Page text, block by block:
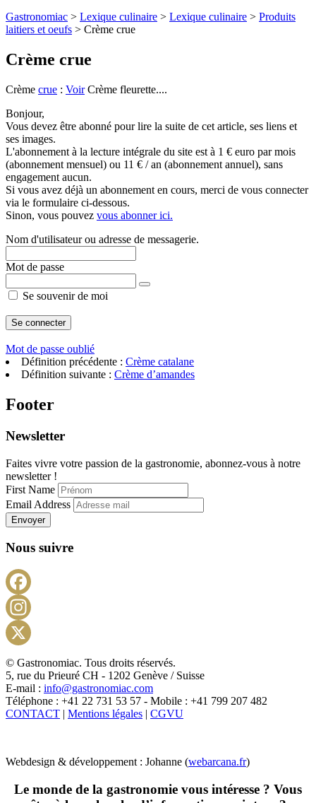
Gastronomiac > Lexique culinaire > Lexique culinaire > Produits
laitiers et oeufs > Crème crue
Crème crue
Crème crue : VoirCrème fleurette....
Bonjour,
Vous devez être abonné pour lire la suite de cet article, ses liens et
ses images.
L'abonnement à la lecture intégrale du site est à 1 € euro par mois
(abonnement mensuel) ou 11 € / an (abonnement annuel), sans
engagement aucun.
Si vous avez déjà un abonnement en cours, merci de vous connecter
via le formulaire ci-dessous.
Sinon, vous pouvez vous abonner ici.
Nom d'utilisateur ou adresse de messagerie.
Mot de passe
Se souvenir de moi
Mot de passe oublié
Définition précédente : Crème catalane
Définition suivante : Crème d’amandes
Footer
Newsletter
Faites vivre votre passion de la gastronomie, abonnez-vous à notre
newsletter !
First Name
Email Address
Envoyer
Nous suivre
X
© Gastronomiac. Tous droits réservés.
5, rue du Prieuré CH - 1202 Genève / Suisse
E-mail : info@gastronomiac.com
Téléphone : +41 22 731 53 57 - Mobile : +41 799 207 482
CONTACT | Mentions légales | CGVU
Webdesign & développement : Johanne (webarcana.fr)
Le monde de la gastronomie vous intéresse ? Vous